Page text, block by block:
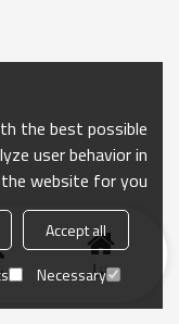
منزل
the best possible
user behavior in
website for you.
Accept all
Necessary